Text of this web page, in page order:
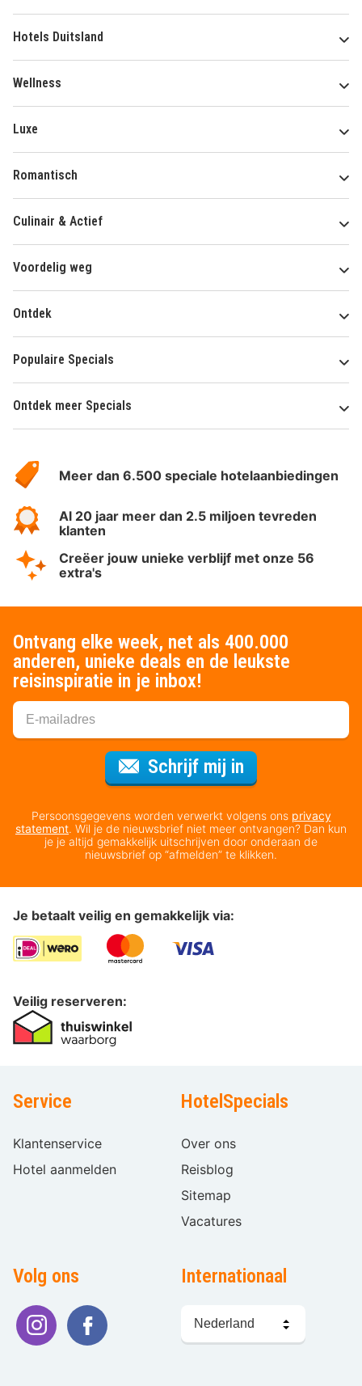
Hotels Duitsland
Wellness
Luxe
Romantisch
Culinair & Actief
Voordelig weg
Ontdek
Populaire Specials
Ontdek meer Specials
HotelSpecials
Meer dan 6.500 speciale hotelaanbiedingen
Al 20 jaar meer dan 2.5 miljoen tevreden
klanten
Creëer jouw unieke verblijf met onze 56
extra's
Ontvang elke week, net als 400.000
anderen, unieke deals en de leukste
reisinspiratie in je inbox!
Schrijf mij in
Persoonsgegevens worden verwerkt volgens ons privacy
statement. Wil je de nieuwsbrief niet meer ontvangen? Dan kun
je je altijd gemakkelijk uitschrijven door onderaan de
nieuwsbrief op “afmelden” te klikken.
Je betaalt veilig en gemakkelijk via:
Veilig reserveren:
Service
Klantenservice
Hotel aanmelden
HotelSpecials
Over ons
Reisblog
Sitemap
Vacatures
Volg ons Internationaal
kiezen